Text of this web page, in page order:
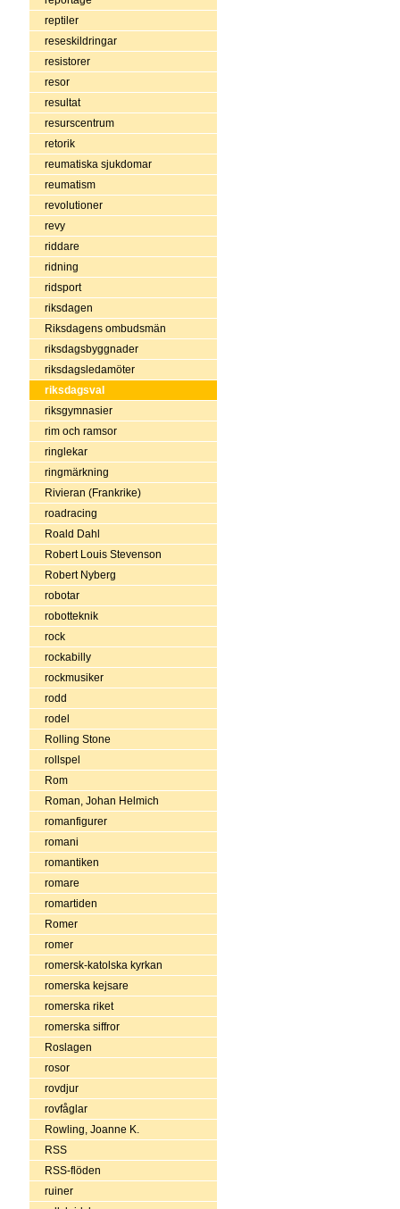
reptiler
reseskildringar
resistorer
resor
resultat
resurscentrum
retorik
reumatiska sjukdomar
reumatism
revolutioner
revy
riddare
ridning
ridsport
riksdagen
Riksdagens ombudsmän
riksdagsbyggnader
riksdagsledamöter
riksdagsval
riksgymnasier
rim och ramsor
ringlekar
ringmärkning
Rivieran (Frankrike)
roadracing
Roald Dahl
Robert Louis Stevenson
Robert Nyberg
robotar
robotteknik
rock
rockabilly
rockmusiker
rodd
rodel
Rolling Stone
rollspel
Rom
Roman, Johan Helmich
romanfigurer
romani
romantiken
romare
romartiden
Romer
romer
romersk-katolska kyrkan
romerska kejsare
romerska riket
romerska siffror
Roslagen
rosor
rovdjur
rovfåglar
Rowling, Joanne K.
RSS
RSS-flöden
ruiner